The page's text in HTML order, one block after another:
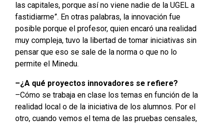
las capitales, porque así no viene nadie de la UGEL a
fastidiarme”. En otras palabras, la innovación fue
posible porque el profesor, quien encaró una realidad
muy compleja, tuvo la libertad de tomar iniciativas sin
pensar que eso se sale de la norma o que no lo
permite el Minedu.
–¿A qué proyectos innovadores se refiere?
–Cómo se trabaja en clase los temas en función de la
realidad local o de la iniciativa de los alumnos. Por el
otro, cuando vemos el tema de las pruebas censales,